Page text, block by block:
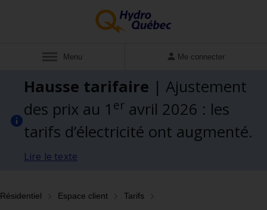
Afficher
Menu Me connecter
Hausse tarifaire | Ajustement
des prix au 1 er avril 2026 : les
tarifs d’électricité ont augmenté.
Lire le texte
Résidentiel Espace client Tarifs